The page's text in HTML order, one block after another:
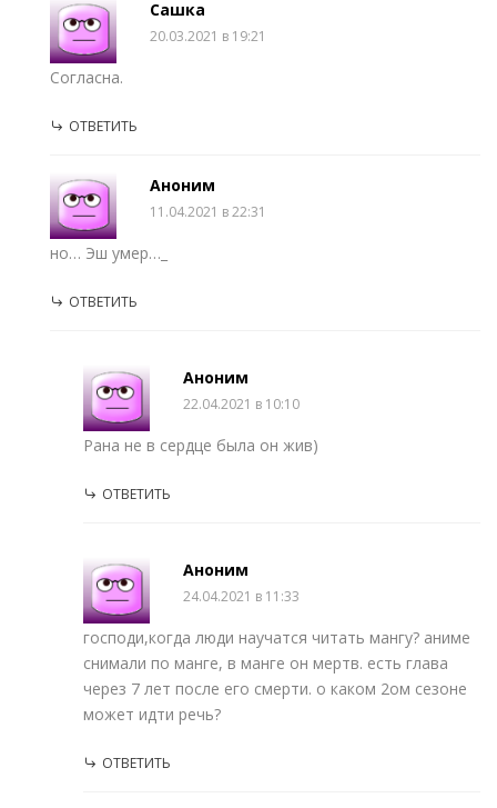
Сашка
20.03.2021 в 19:21
Согласна.
ОТВЕТИТЬ
Аноним
11.04.2021 в 22:31
но… Эш умер…_
ОТВЕТИТЬ
Аноним
22.04.2021 в 10:10
Рана не в сердце была он жив)
ОТВЕТИТЬ
Аноним
24.04.2021 в 11:33
господи,когда люди научатся читать мангу? аниме
снимали по манге, в манге он мертв. есть глава
через 7 лет после его смерти. о каком 2ом сезоне
может идти речь?
ОТВЕТИТЬ